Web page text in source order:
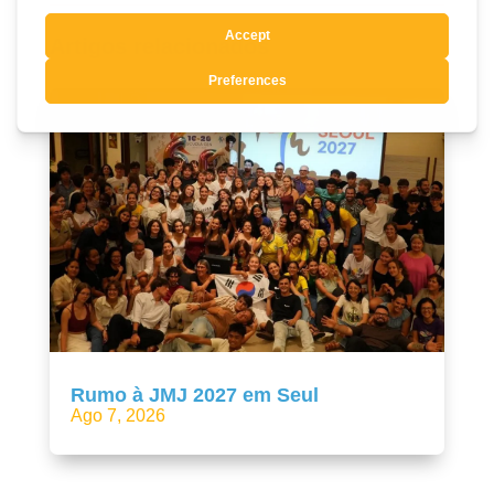
Artigos relacionados
Rumo à JMJ 2027 em Seul
Ago 7, 2026